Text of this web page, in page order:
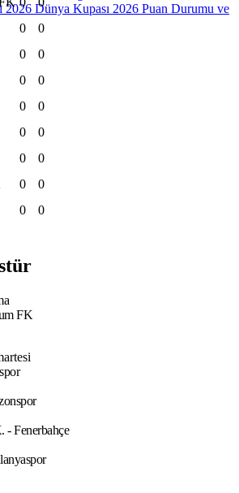
Dünya Kupası 2026 Puan Durumu ve
0
0
0
0
0
0
0
0
0
0
0
0
0
0
0
0
FK
- Fenerbahçe